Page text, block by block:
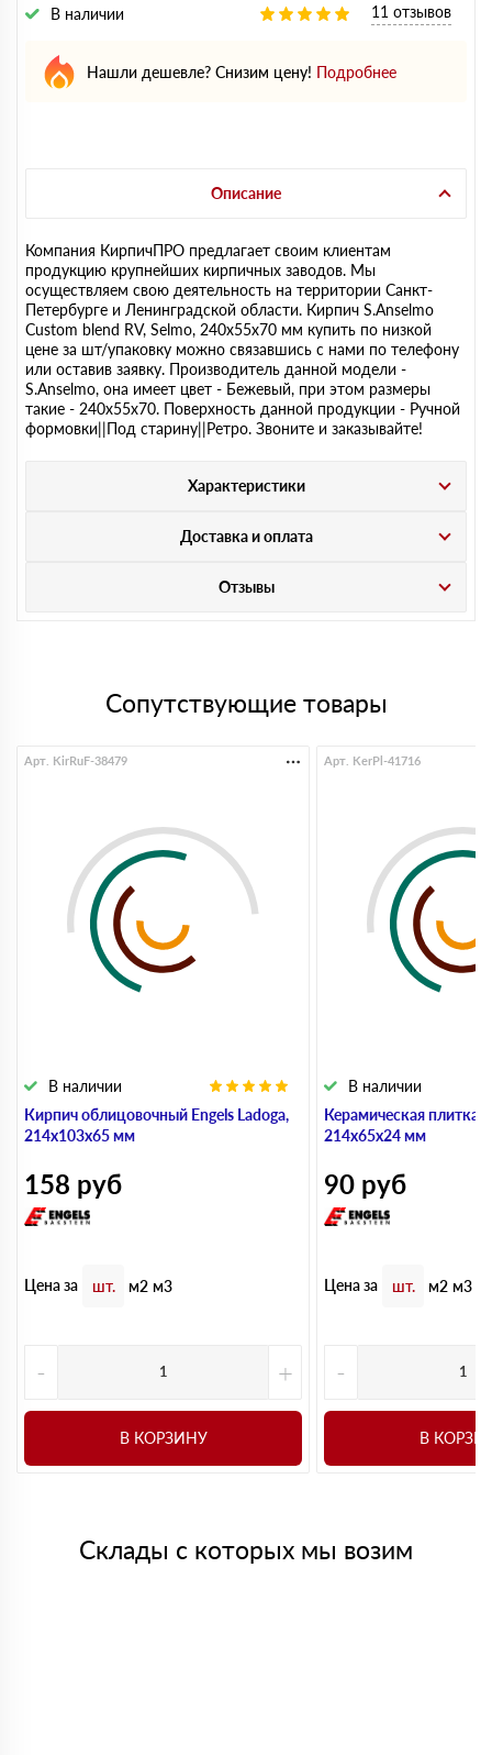
В наличии 11 отзывов
Нашли дешевле? Снизим цену! Подробнее
Описание
Компания КирпичПРО предлагает своим клиентам
продукцию крупнейших кирпичных заводов. Мы
осуществляем свою деятельность на территории Санкт-
Петербурге и Ленинградской области. Кирпич S.Anselmo
Custom blend RV, Selmo, 240х55х70 мм купить по низкой
цене за шт/упаковку можно связавшись с нами по телефону
или оставив заявку. Производитель данной модели -
S.Anselmo, она имеет цвет - Бежевый, при этом размеры
такие - 240х55х70. Поверхность данной продукции - Ручной
формовки||Под старину||Ретро. Звоните и заказывайте!
Характеристики
Доставка и оплата
Отзывы
Сопутствующие товары
Кирпич облицовочный Engels Ladoga,
214х103х65 мм
В наличии
Арт. KirRuF-38479
158 руб
Цена за шт. м2 м3
- +
В КОРЗИНУ
Керамическая плитка
214х65х24 мм
В наличии
Арт. KerPl-41716
90 руб
Цена за шт. м2 м3
-
В
Склады с которых мы возим